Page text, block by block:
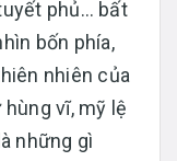
phủ… bất
bốn phía,
nhiên của
vĩ, mỹ lệ
những gì